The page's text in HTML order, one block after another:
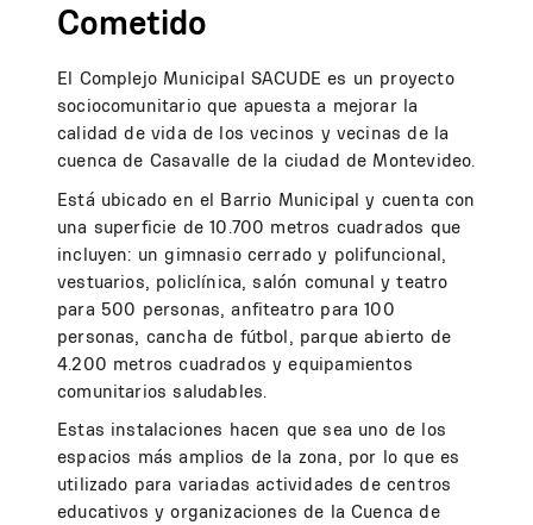
Cometido
El Complejo Municipal SACUDE es un proyecto
sociocomunitario que apuesta a mejorar la
calidad de vida de los vecinos y vecinas de la
cuenca de Casavalle de la ciudad de Montevideo.
Está ubicado en el Barrio Municipal y cuenta con
una superficie de 10.700 metros cuadrados que
incluyen: un gimnasio cerrado y polifuncional,
vestuarios, policlínica, salón comunal y teatro
para 500 personas, anfiteatro para 100
personas, cancha de fútbol, parque abierto de
4.200 metros cuadrados y equipamientos
comunitarios saludables.
Estas instalaciones hacen que sea uno de los
espacios más amplios de la zona, por lo que es
utilizado para variadas actividades de centros
educativos y organizaciones de la Cuenca de